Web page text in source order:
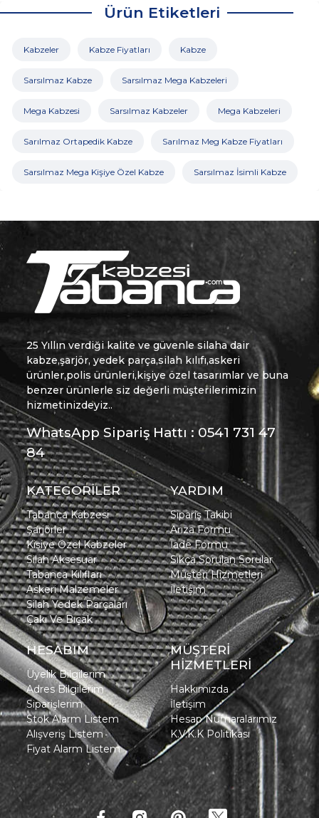
Ürün Etiketleri
Kabzeler Kabze Fiyatları Kabze
Sarsılmaz Kabze Sarsılmaz Mega Kabzeleri
Mega Kabzesi Sarsılmaz Kabzeler Mega Kabzeleri
Sarılmaz Ortapedik Kabze Sarılmaz Meg Kabze Fiyatları
Sarsılmaz Mega Kişiye Özel Kabze Sarsılmaz İsimli Kabze
25 Yıllın verdiği kalite ve güvenle silaha dair
kabze,şarjör, yedek parça,silah kılıfı,askeri
ürünler,polis ürünleri,kişiye özel tasarımlar ve buna
benzer ürünlerle siz değerli müşterilerimizin
hizmetinizdeyiz..
WhatsApp Sipariş Hattı : 0541 731 47
84
KATEGORİLER
Tabanca Kabzesi
Şarjörler
Kişiye Özel Kabzeler
Silah Aksesuar
Tabanca Kılıfları
Askeri Malzemeler
Silah Yedek Parçaları
Çakı Ve Bıçak
YARDIM
Sipariş Takibi
Arıza Formu
İade Formu
Sıkça Sorulan Sorular
Müşteri Hizmetleri
İletişim
HESABIM
Üyelik Bilgilerim
Adres Bilgilerim
Siparişlerim
Stok Alarm Listem
Alışveriş Listem
Fiyat Alarm Listem
MÜŞTERİ
HİZMETLERİ
Hakkımızda
İletişim
Hesap Numaralarımız
K.V.K.K Politikası